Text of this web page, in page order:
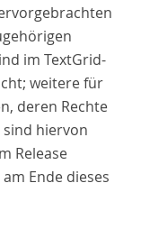
im TextGrid-
weitere für
deren Rechte
hiervon
Release
Ende dieses